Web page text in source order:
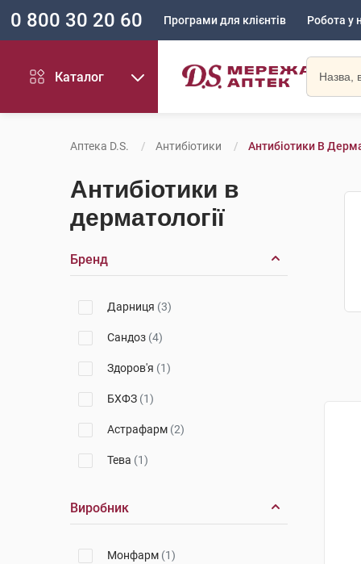
0 800 30 20 60 Програми для клієнтів Робота у
Каталог
Аптека D.S. Антибіотики Антибіотики В
Антибіотики в
дерматології
Бренд
Дарниця (3)
Сандоз (4)
Здоров'я (1)
БХФЗ (1)
Астрафарм (2)
Тева (1)
Виробник
Монфарм (1)